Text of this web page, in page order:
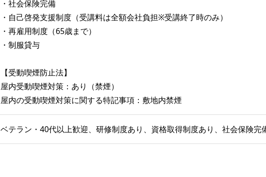
・社会保険完備
・自己啓発支援制度（受講料は全額会社負担※受講終了時のみ）
・再雇用制度（65歳まで）
・制服貸与
【受動喫煙防止法】
屋内受動喫煙対策：あり（禁煙）
屋内の受動喫煙対策に関する特記事項：敷地内禁煙
ベテラン・40代以上歓迎、研修制度あり、資格取得制度あり、社会保険